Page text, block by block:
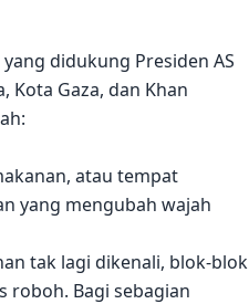
didukung Presiden AS
Kota Gaza, dan Khan
atau tempat
yang mengubah wajah
tak lagi dikenali, blok-blok
roboh. Bagi sebagian